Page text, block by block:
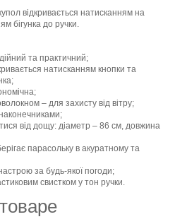
відкривається натисканням на
бігунка до ручки.
та практичний;
натисканням кнопки та
– для захисту від вітру;
від дощу: діаметр – 86 см, довжина
парасольку в акуратному та
за будь-якої погоди;
свистком у тон ручки.